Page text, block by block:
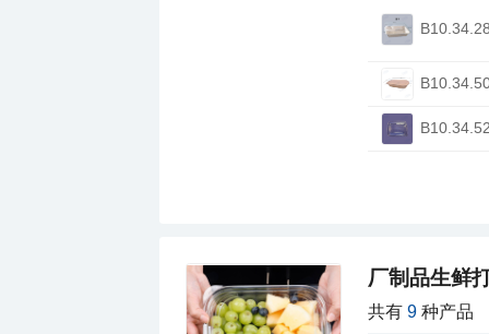
厂制品生鲜
共有9 种产品